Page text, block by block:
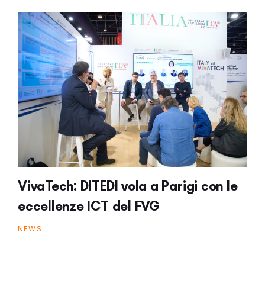
VivaTech: DITEDI vola a Parigi con le
eccellenze ICT del FVG
NEWS